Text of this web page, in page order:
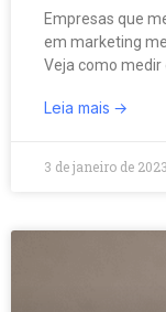
Empresas que
em marketing
Veja como medir
Leia mais
3 de janeiro de 2023